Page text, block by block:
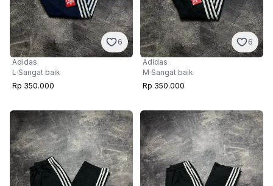
6
Adidas
L ·Sangat baik
Rp 350.000
6
Adidas
M·Sangat baik
Rp 350.000